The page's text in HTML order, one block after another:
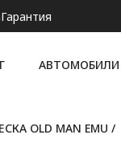
Гарантия
АВТОМОБИЛИ
OLD MAN EMU /